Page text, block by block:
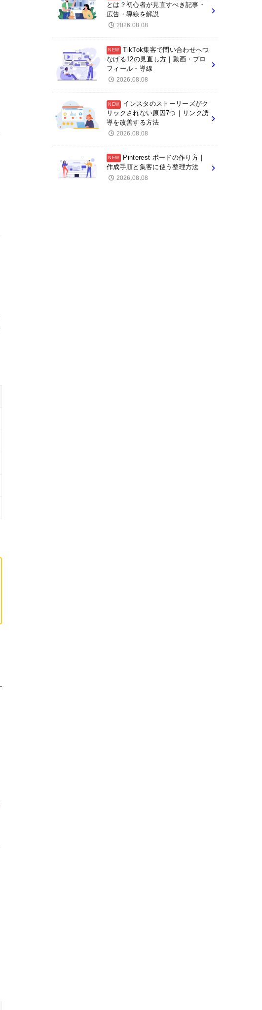
とは？初心者が見直すべき記事・
広告・導線を解説
2026.08.08
TikTok集客で問い合わせへつ
なげる12の見直し方｜動画・プロ
フィール・導線
2026.08.08
インスタのストーリーズがク
リックされない原因7つ｜リンク誘
導を改善する方法
2026.08.08
Pinterest ボードの作り方｜
作成手順と集客に使う整理方法
2026.08.08